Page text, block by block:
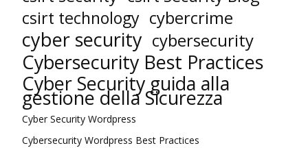
csirt technology cybercrime
cyber security cybersecurity
Cybersecurity Best Practices
Cyber Security guida alla
gestione della Sicurezza
Cyber Security Wordpress
Cybersecurity Wordpress Best Practices